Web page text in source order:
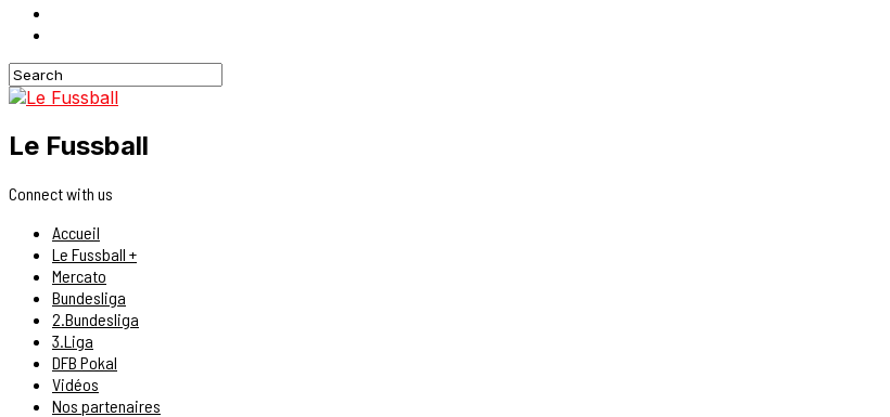
Le Fussball
Connect with us
Accueil
Le Fussball +
Mercato
Bundesliga
2.Bundesliga
3.Liga
DFB Pokal
Vidéos
Nos partenaires